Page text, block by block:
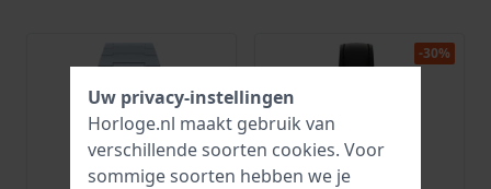
-30%
Uw privacy-instellingen
Horloge.nl maakt gebruik van
verschillende soorten cookies. Voor
sommige soorten hebben we je